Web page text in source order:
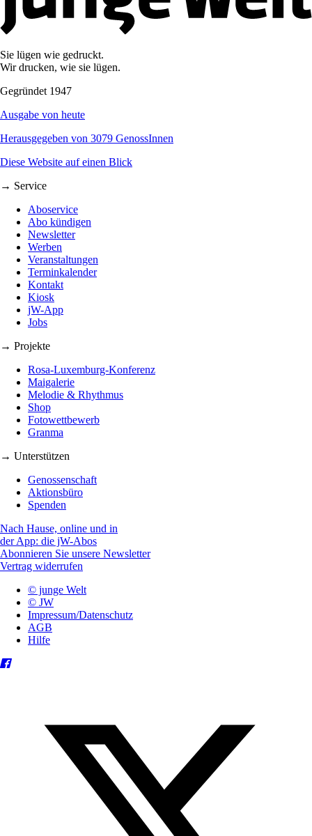
Sie lügen wie gedruckt.
Wir drucken, wie sie lügen.
Gegründet 1947
Ausgabe von heute
Herausgegeben von 3079 GenossInnen
Diese Website auf einen Blick
→ Service
Aboservice
Abo kündigen
Newsletter
Werben
Veranstaltungen
Terminkalender
Kontakt
Kiosk
jW-App
Jobs
→ Projekte
Rosa-Luxemburg-Konferenz
Maigalerie
Melodie & Rhythmus
Shop
Fotowettbewerb
Granma
→ Unterstützen
Genossenschaft
Aktionsbüro
Spenden
Nach Hause, online und in
der App: die jW-Abos
Abonnieren Sie unsere Newsletter
Vertrag widerrufen
© junge Welt
© JW
Impressum/Datenschutz
AGB
Hilfe